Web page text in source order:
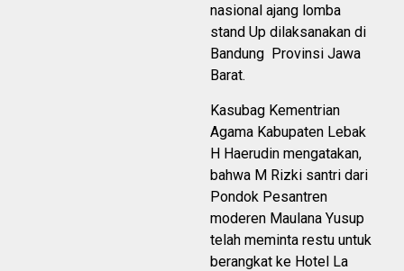
nasional ajang lomba
stand Up dilaksanakan di
Bandung Provinsi Jawa
Barat.
Kasubag Kementrian
Agama Kabupaten Lebak
H Haerudin mengatakan,
bahwa M Rizki santri dari
Pondok Pesantren
moderen Maulana Yusup
telah meminta restu untuk
berangkat ke Hotel La